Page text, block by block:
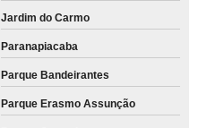
Jardim do Carmo
Paranapiacaba
Parque Bandeirantes
Parque Erasmo Assunção